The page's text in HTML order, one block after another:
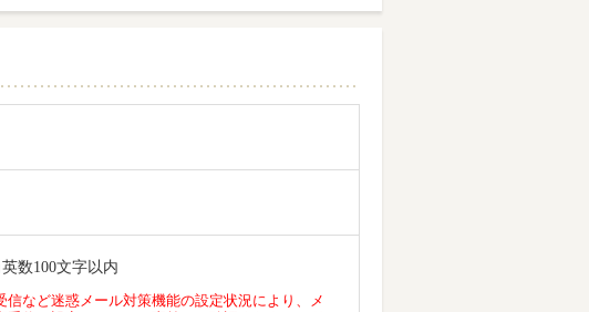
数100文字以内
など迷惑メール対策機能の設定状況により、メ